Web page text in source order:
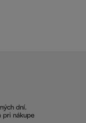
dní.
pri nákupe